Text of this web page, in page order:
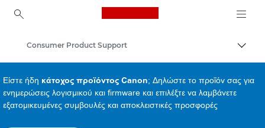
Canon Logo, back to
Consumer Product Support
Είστε ήδη κάτοχος προϊόντος Canon; Δηλώστε το προϊόν σας για
ενημερώσεις λογισμικού και firmware και επιλέξτε να λαμβάνετε
εξατομικευμένες συμβουλές και αποκλειστικές προσφορές